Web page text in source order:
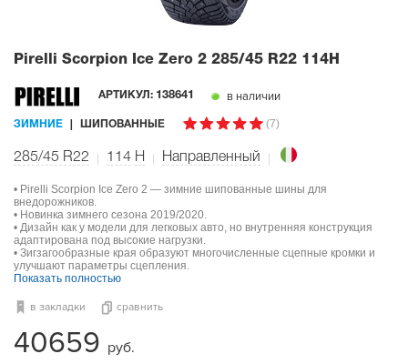
Pirelli Scorpion Ice Zero 2 285/45 R22 114H
АРТИКУЛ: 138641 в наличии
ЗИМНИЕ ШИПОВАННЫЕ (7)
285/45 R22 114 H Направленный
• Pirelli Scorpion Ice Zero 2 — зимние шипованные шины для
внедорожников.
• Новинка зимнего сезона 2019/2020.
• Дизайн как у модели для легковых авто, но внутренняя конструкция
адаптирована под высокие нагрузки.
• Зигзагообразные края образуют многочисленные сцепные кромки и
улучшают параметры сцепления.
Показать полностью
в закладки сравнить
40659 руб.